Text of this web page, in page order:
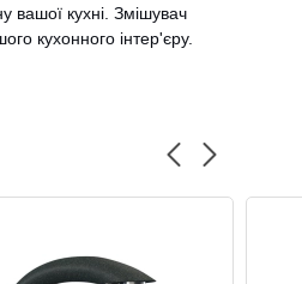
вашої кухні. Змішувач
кухонного інтер'єру.